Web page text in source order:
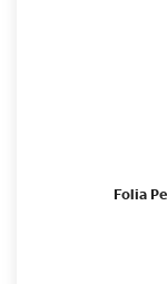
Folia